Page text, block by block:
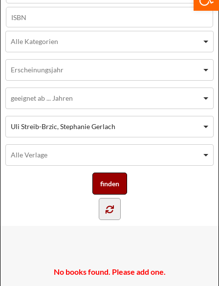
Uli Streib-Brzic, Stephanie Gerlach
No books found. Please add one.